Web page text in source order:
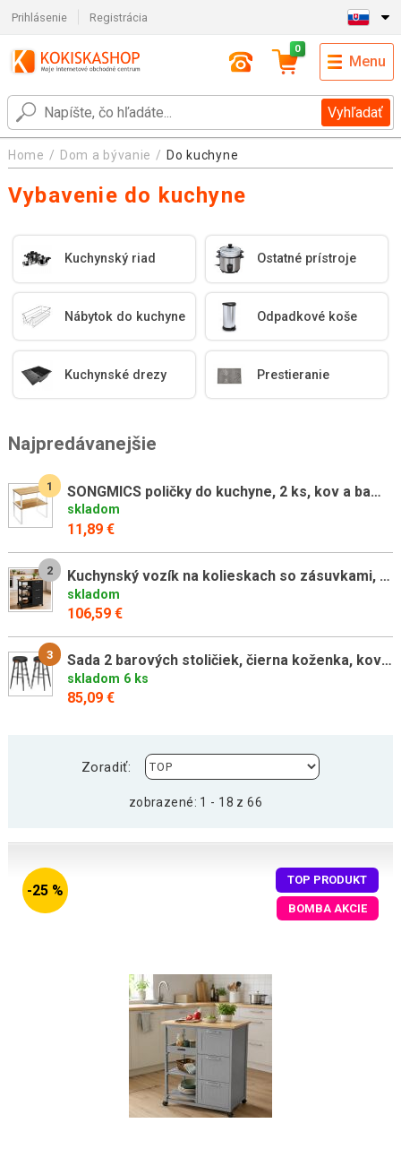
Prihlásenie Registrácia
Vyhľadať
0
Menu
Home Dom a bývanie Do kuchyne
Vybavenie do kuchyne
Kuchynský riad Ostatné prístroje
Nábytok do kuchyne Odpadkové koše
Kuchynské drezy Prestieranie
Najpredávanejšie
1 SONGMICS poličky do kuchyne, 2 ks, kov a bambus, biela/príro
skladom
11,89 €
2 Kuchynský vozík na kolieskach so zásuvkami, čierny
skladom
106,59 €
3 Sada 2 barových stoličiek, čierna koženka, kovové nohy
skladom 6 ks
85,09 €
Zoradiť:
zobrazené: 1 - 18 z 66
-25 %
TOP PRODUKT
BOMBA AKCIE